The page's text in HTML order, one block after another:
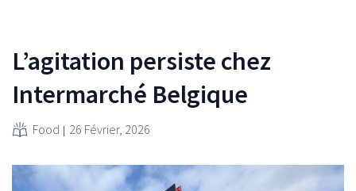
L’agitation persiste chez
Intermarché Belgique
Food 26 Février, 2026